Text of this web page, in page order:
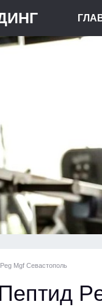
Mgf Севастополь